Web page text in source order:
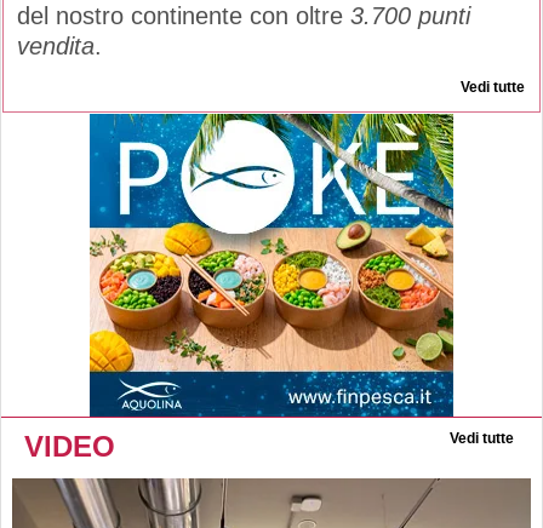
del nostro continente con oltre 3.700 punti
vendita.
Vedi tutte
VIDEO Vedi tutte